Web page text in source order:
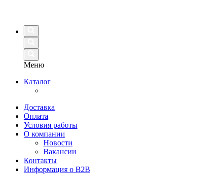
Меню
Каталог
Доставка
Оплата
Условия работы
О компании
Новости
Вакансии
Контакты
Информация о B2B